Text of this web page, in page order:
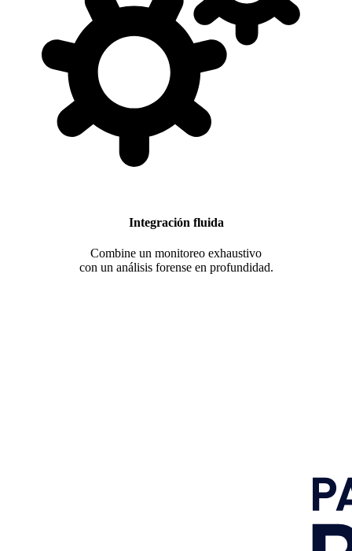
Integración fluida
Combine un monitoreo exhaustivo
con un análisis forense en profundidad.